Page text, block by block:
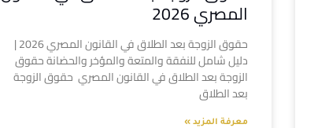
المصري 2026
حقوق الزوجة بعد الطلاق في القانون المصري 2026 |
دليل شامل للنفقة والمتعة والمؤخر والحضانة حقوق
الزوجة بعد الطلاق في القانون المصري حقوق الزوجة
بعد الطلاق
معرفة المزيد »